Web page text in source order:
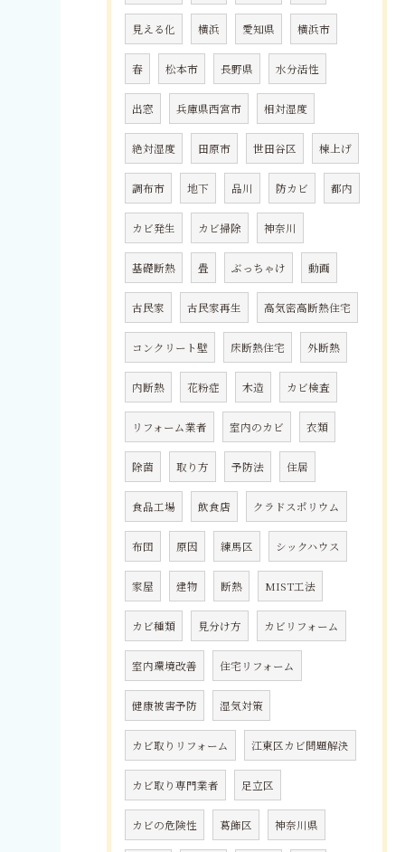
見える化 横浜 愛知県 横浜市
春 松本市 長野県 水分活性
出窓 兵庫県西宮市 相対湿度
絶対湿度 田原市 世田谷区 棟上げ
調布市 地下 品川 防カビ 都内
カビ発生 カビ掃除 神奈川
基礎断熱 畳 ぶっちゃけ 動画
古民家 古民家再生 高気密高断熱住宅
コンクリート壁 床断熱住宅 外断熱
内断熱 花粉症 木造 カビ検査
リフォーム業者 室内のカビ 衣類
除菌 取り方 予防法 住居
食品工場 飲食店 クラドスポリウム
布団 原因 練馬区 シックハウス
家屋 建物 断熱 MIST工法
カビ種類 見分け方 カビリフォーム
室内環境改善 住宅リフォーム
健康被害予防 湿気対策
カビ取りリフォーム 江東区カビ問題解決
カビ取り専門業者 足立区
カビの危険性 葛飾区 神奈川県